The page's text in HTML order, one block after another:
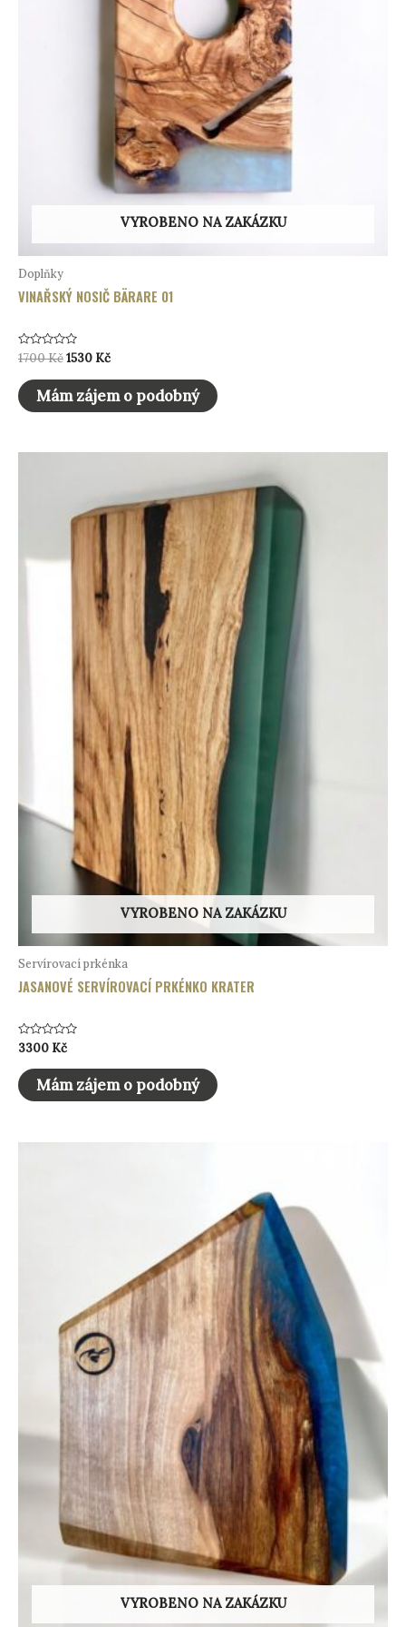
VYROBENO NA ZAKÁZKU
Doplňky
VINAŘSKÝ NOSIČ BÄRARE 01
Hodnocení
0
5
1700KčPůvodní
byla:
1700 Kč.
1530 KčAktuální
1530 Kč.
Mám zájem o podobný
VYROBENO NA ZAKÁZKU
Servírovací prkénka
JASANOVÉ SERVÍROVACÍ PRKÉNKO KRATER
Hodnocení
0
5
3300 Kč
Mám zájem o podobný
VYROBENO NA ZAKÁZKU